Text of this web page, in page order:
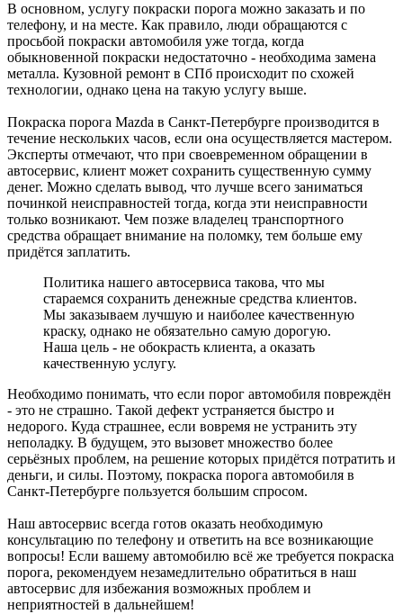
В основном, услугу покраски порога можно заказать и по
телефону, и на месте. Как правило, люди обращаются с
просьбой покраски автомобиля уже тогда, когда
обыкновенной покраски недостаточно - необходима замена
металла. Кузовной ремонт в СПб происходит по схожей
технологии, однако цена на такую услугу выше.
Покраска порога Mazda в Санкт-Петербурге производится в
течение нескольких часов, если она осуществляется мастером.
Эксперты отмечают, что при своевременном обращении в
автосервис, клиент может сохранить существенную сумму
денег. Можно сделать вывод, что лучше всего заниматься
починкой неисправностей тогда, когда эти неисправности
только возникают. Чем позже владелец транспортного
средства обращает внимание на поломку, тем больше ему
придётся заплатить.
Политика нашего автосервиса такова, что мы
стараемся сохранить денежные средства клиентов.
Мы заказываем лучшую и наиболее качественную
краску, однако не обязательно самую дорогую.
Наша цель - не обокрасть клиента, а оказать
качественную услугу.
Необходимо понимать, что если порог автомобиля повреждён
- это не страшно. Такой дефект устраняется быстро и
недорого. Куда страшнее, если вовремя не устранить эту
неполадку. В будущем, это вызовет множество более
серьёзных проблем, на решение которых придётся потратить и
деньги, и силы. Поэтому, покраска порога автомобиля в
Санкт-Петербурге пользуется большим спросом.
Наш автосервис всегда готов оказать необходимую
консультацию по телефону и ответить на все возникающие
вопросы! Если вашему автомобилю всё же требуется покраска
порога, рекомендуем незамедлительно обратиться в наш
автосервис для избежания возможных проблем и
неприятностей в дальнейшем!